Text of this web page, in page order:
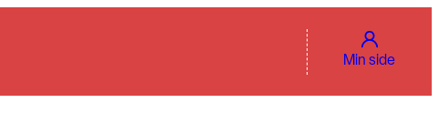
Min side